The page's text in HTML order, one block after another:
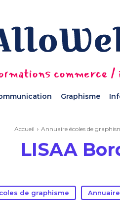
commerce
Graphisme
Accueil Annuaire écoles de
LISAA
de graphisme